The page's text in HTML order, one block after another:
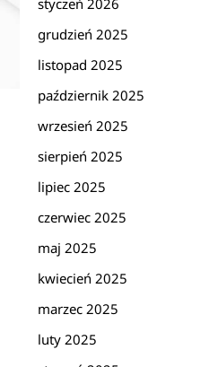
styczeń 2026
grudzień 2025
listopad 2025
październik 2025
wrzesień 2025
sierpień 2025
lipiec 2025
czerwiec 2025
maj 2025
kwiecień 2025
marzec 2025
luty 2025